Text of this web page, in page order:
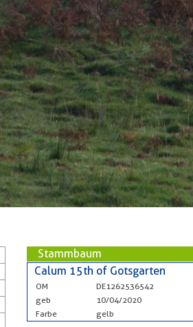
Stammbaum
Calum 15th of Gotsgarten
OM
DE1262536542
geb
10/04/2020
Farbe
gelb